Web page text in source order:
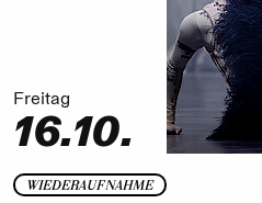
WIEDERAUFNAHME
Freitag
16.10.